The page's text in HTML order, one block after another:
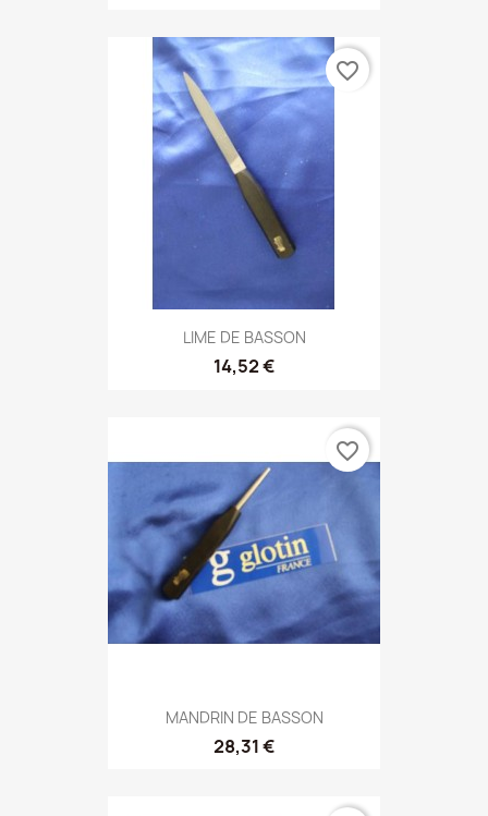
LIME DE BASSON
14,52 €
favorite_border
MANDRIN DE BASSON
28,31 €
favorite_border